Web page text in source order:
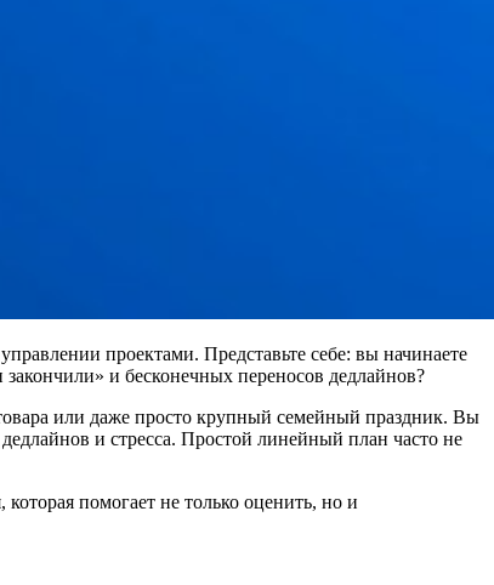
проектами. Представьте себе: вы начинаете
и бесконечных переносов дедлайнов?
или даже просто крупный семейный праздник. Вы
и стресса. Простой линейный план часто не
помогает не только оценить, но и